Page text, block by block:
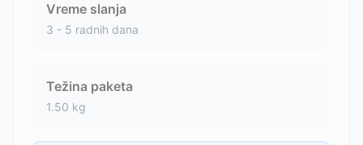
Vreme slanja
3 - 5 radnih dana
Težina paketa
1.50 kg